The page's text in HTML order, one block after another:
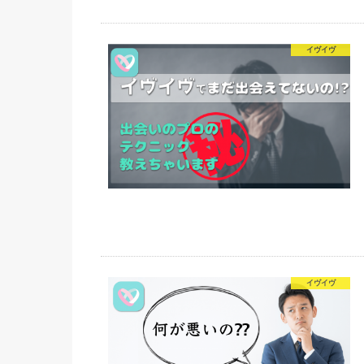
イヴイヴ
イヴイヴ